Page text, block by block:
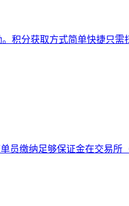
积分获取方式简单快捷只需
员缴纳足够保证金在交易所